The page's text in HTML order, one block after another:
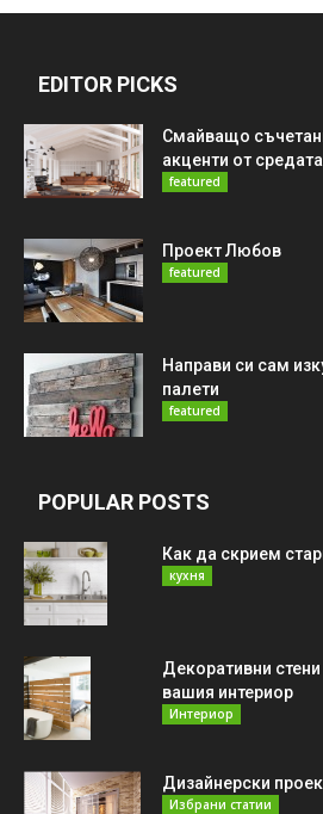
EDITOR PICKS
Смайващо
акценти от
featured
Проект Любов
featured
Направи си сам
палети
featured
POPULAR POSTS
Как да скрием
кухня
Декоративни
вашия интериор
Интериор
Дизайнерски
Избрани статии